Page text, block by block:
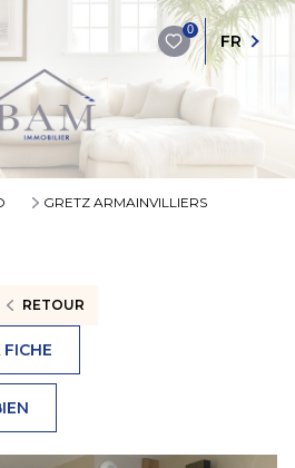
0
FR
GRETZ ARMAINVILLIERS
RETOUR